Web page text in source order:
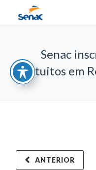
Senac
gratuitos em
ANTERIOR